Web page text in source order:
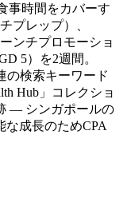
事時間をカバーす
プレップ）、
ンチプロモーショ
5）を2週間。
の検索キーワード
Hub」コレクショ
— シンガポールの
成長のためCPA